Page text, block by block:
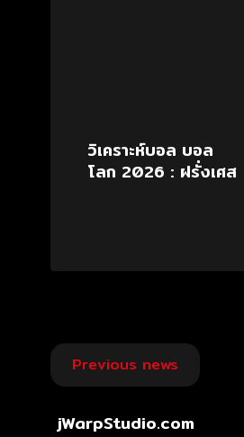
วิเคราะห์บอล บอล
โลก 2026 : ฝรั่งเศส
Post
navigation
Previous news
jWarpStudio.com